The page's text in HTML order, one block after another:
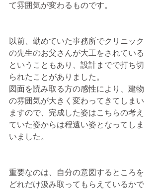
て雰囲気が変わるものです。
以前、勤めていた事務所でクリニック
の先生のお父さんが大工をされている
ということもあり、設計までで打ち切
られたことがありました。
図面を読み取る方の感性により、建物
の雰囲気が大きく変わってきてしまい
ますので、完成した姿はこちらの考え
ていた姿からは程遠い姿となってしま
いました。
重要なのは、自分の意図するところを
どれだけ汲み取ってもらえているかで